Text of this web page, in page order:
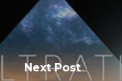
Next Post